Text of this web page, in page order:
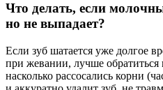
Что делать, если
но не выпадает?
Если зуб шатается уже долгое
при жевании, лучше обратиться
насколько рассосались корни